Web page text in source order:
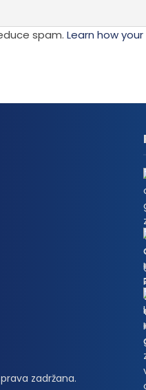
spam. Learn how
zadržana.